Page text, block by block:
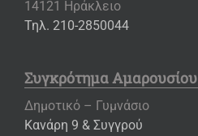
14121 Ηράκλειο
Τηλ. 210-2850044
Συγκρότημα Αμαρουσίου
Δημοτικό – Γυμνάσιο
Κανάρη 9 & Συγγρού